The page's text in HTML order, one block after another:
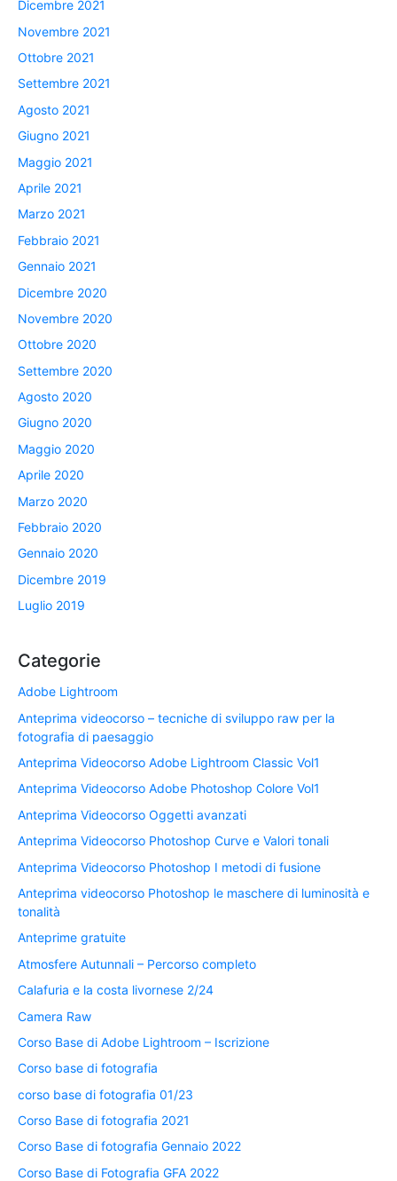
Dicembre 2021
Novembre 2021
Ottobre 2021
Settembre 2021
Agosto 2021
Giugno 2021
Maggio 2021
Aprile 2021
Marzo 2021
Febbraio 2021
Gennaio 2021
Dicembre 2020
Novembre 2020
Ottobre 2020
Settembre 2020
Agosto 2020
Giugno 2020
Maggio 2020
Aprile 2020
Marzo 2020
Febbraio 2020
Gennaio 2020
Dicembre 2019
Luglio 2019
Categorie
Adobe Lightroom
Anteprima videocorso – tecniche di sviluppo raw per la
fotografia di paesaggio
Anteprima Videocorso Adobe Lightroom Classic Vol1
Anteprima Videocorso Adobe Photoshop Colore Vol1
Anteprima Videocorso Oggetti avanzati
Anteprima Videocorso Photoshop Curve e Valori tonali
Anteprima Videocorso Photoshop I metodi di fusione
Anteprima videocorso Photoshop le maschere di luminosità e
tonalità
Anteprime gratuite
Atmosfere Autunnali – Percorso completo
Calafuria e la costa livornese 2/24
Camera Raw
Corso Base di Adobe Lightroom – Iscrizione
Corso base di fotografia
corso base di fotografia 01/23
Corso Base di fotografia 2021
Corso Base di fotografia Gennaio 2022
Corso Base di Fotografia GFA 2022